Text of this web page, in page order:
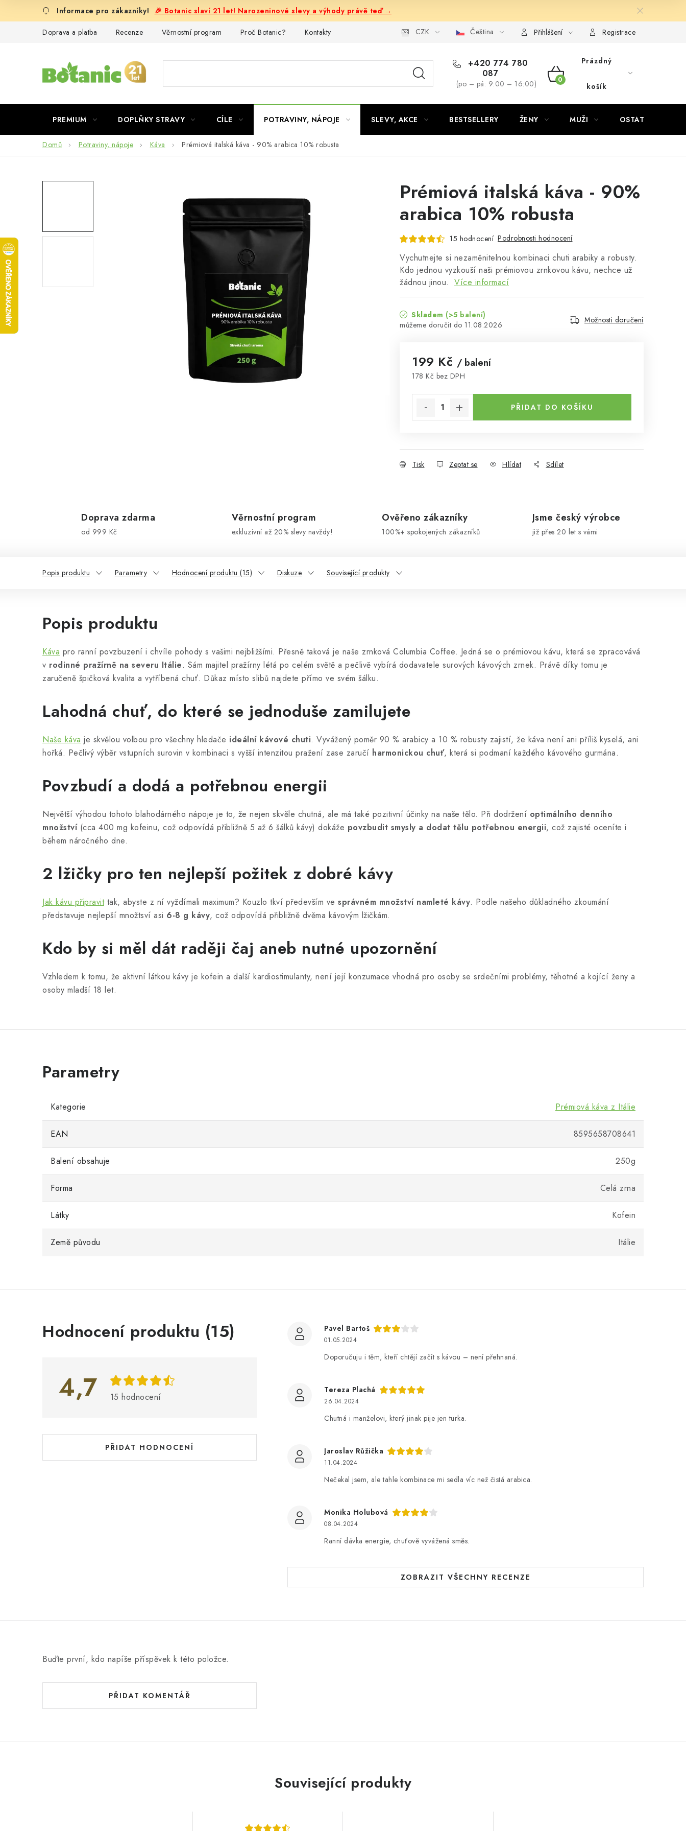
🎉 Botanic slaví 21 let! Narozeninové slevy a výhody právě teď →
Doprava a platba Recenze Věrnostní program Proč Botanic? Kontakty CZK Čeština Přihlášení Registrace
+420 774 780
087
(po – pá: 9:00 – 16:00)
NÁKUPNÍ
Prázdný
košík
PREMIUM DOPLŇKY STRAVY CÍLE POTRAVINY, NÁPOJE SLEVY, AKCE BESTSELLERY ŽENY MUŽI OSTATNÍ
Domů Potraviny, nápoje Káva Prémiová italská káva - 90% arabica 10% robusta
Prémiová italská káva - 90%
arabica 10% robusta
15 hodnocení Podrobnosti hodnocení
Vychutnejte si nezaměnitelnou kombinaci chuti arabiky a robusty.
Kdo jednou vyzkouší naši prémiovou zrnkovou kávu, nechce už
žádnou jinou. Více informací
Skladem (>5 balení)
11.08.2026
Možnosti doručení
199 Kč / balení
178 Kč bez DPH
PŘIDAT DO KOŠÍKU
Tisk Zeptat se Hlídat Sdílet
Doprava zdarma
od 999 Kč
Věrnostní program
exkluzivní až 20% slevy navždy!
Ověřeno zákazníky
100%+ spokojených zákazníků
Jsme český výrobce
již přes 20 let s vámi
Popis produktu Parametry Hodnocení produktu (15) Diskuze Související produkty
Popis produktu
Káva pro ranní povzbuzení i chvíle pohody s vašimi nejbližšími. Přesně taková je naše zrnková Columbia Coffee. Jedná se o prémiovou kávu, která se zpracovává
v rodinné pražírně na severu Itálie. Sám majitel pražírny létá po celém světě a pečlivě vybírá dodavatele surových kávových zrnek. Právě díky tomu je
zaručeně špičková kvalita a vytříbená chuť. Důkaz místo slibů najdete přímo ve svém šálku.
Lahodná chuť, do které se jednoduše zamilujete
Naše káva je skvělou volbou pro všechny hledače ideální kávové chuti. Vyvážený poměr 90 % arabicy a 10 % robusty zajistí, že káva není ani příliš kyselá, ani
hořká. Pečlivý výběr vstupních surovin v kombinaci s vyšší intenzitou pražení zase zaručí harmonickou chuť, která si podmaní každého kávového gurmána.
Povzbudí a dodá a potřebnou energii
Největší výhodou tohoto blahodárného nápoje je to, že nejen skvěle chutná, ale má také pozitivní účinky na naše tělo. Při dodržení optimálního denního
množství(cca 400 mg kofeinu, což odpovídá přibližně 5 až 6 šálků kávy) dokáže povzbudit smysly a dodat tělu potřebnou energii, což zajisté oceníte i
během náročného dne.
2 lžičky pro ten nejlepší požitek z dobré kávy
Jak kávu připravittak, abyste z ní vyždímali maximum? Kouzlo tkví především ve správném množství namleté kávy. Podle našeho důkladného zkoumání
představuje nejlepší množtsví asi 6-8 g kávy, což odpovídá přibližně dvěma kávovým lžičkám.
Kdo by si měl dát raději čaj aneb nutné upozornění
Vzhledem k tomu, že aktivní látkou kávy je kofein a další kardiostimulanty, není její konzumace vhodná pro osoby se srdečními problémy, těhotné a kojící ženy a
osoby mladší 18 let.
Kategorie Prémiová káva z Itálie
EAN 8595658708641
Balení obsahuje 250g
Forma Celá zrna
Látky Kofein
Země původu Itálie
Hodnocení produktu (15)
4,7 15 hodnocení
PŘIDAT HODNOCENÍ
V
o
n
Pavel Bartoš
01.05.2024
Doporučuju i těm, kteří chtějí začít s kávou – není přehnaná.
Tereza Plachá
26.04.2024
Chutná i manželovi, který jinak pije jen turka.
Jaroslav Růžička
11.04.2024
Nečekal jsem, ale tahle kombinace mi sedla víc než čistá arabica.
Monika Holubová
08.04.2024
Ranní dávka energie, chuťově vyvážená směs.
ZOBRAZIT VŠECHNY RECENZE
Buďte první, kdo napíše příspěvek k této položce.
PŘIDAT KOMENTÁŘ
Související produkty